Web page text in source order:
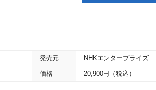
発売元 NHKエンタープライズ
価格 20,900円（税込）